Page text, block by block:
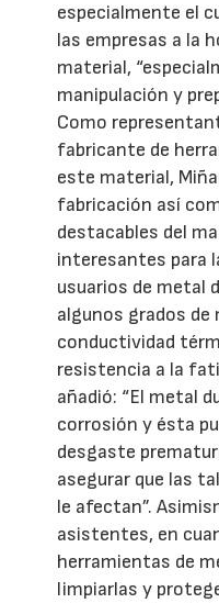
especialmente el
las empresas a la
material,
manipulación y
Como
fabricante de
este material,
fabricación así
destacables del
interesantes para
usuarios de metal
algunos grados de
conductividad
resistencia a la
añadió: “El metal
corrosión y ésta
desgaste
asegurar que las
le afectan”.
asistentes, en
herramientas de
limpiarlas y